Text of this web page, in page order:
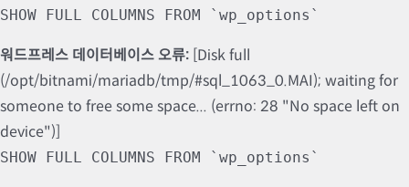
SHOW FULL COLUMNS FROM `wp_options`
워드프레스 데이터베이스 오류: [Disk full
(/opt/bitnami/mariadb/tmp/#sql_1063_0.MAI); waiting for
someone to free some space... (errno: 28 "No space left on
device")]
SHOW FULL COLUMNS FROM `wp_options`